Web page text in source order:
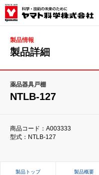
製品情報
製品詳細
薬品器具戸棚
NTLB-127
商品コード：A003333
型式：NTLB-127
製品トップ 製品概要